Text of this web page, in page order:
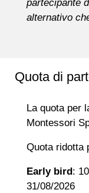
partecipante
alternativo
Quota di
La quota per
Montessori
Quota ridotta
Early bird :
31/08/2026